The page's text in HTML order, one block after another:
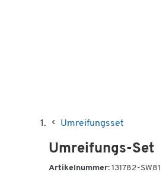
Umreifungsset
Umreifungs-Set
Artikelnummer: 131782-SW81